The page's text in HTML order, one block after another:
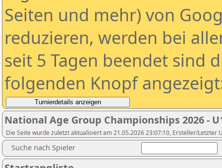
Seiten und mehr) von
reduzieren, werden bei
seit 5 Tagen beendet sind
folgenden Knopf
National Age Group Championships 2026 -
Die Seite wurde zuletzt aktualisiert am 21.05.2026 23:07:10, Ersteller/Letzter
Suche nach Spieler